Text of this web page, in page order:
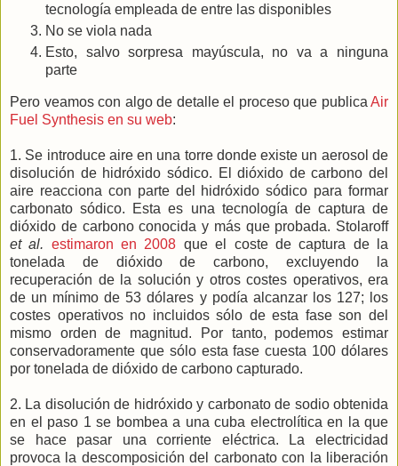
tecnología empleada de entre las disponibles
No se viola nada
Esto, salvo sorpresa mayúscula, no va a ninguna
parte
Pero veamos con algo de detalle el proceso que publica Air
Fuel Synthesis en su web:
1. Se introduce aire en una torre donde existe un aerosol de
disolución de hidróxido sódico. El dióxido de carbono del
aire reacciona con parte del hidróxido sódico para formar
carbonato sódico. Esta es una tecnología de captura de
dióxido de carbono conocida y más que probada. Stolaroff
et al. estimaron en 2008 que el coste de captura de la
tonelada de dióxido de carbono, excluyendo la
recuperación de la solución y otros costes operativos, era
de un mínimo de 53 dólares y podía alcanzar los 127; los
costes operativos no incluidos sólo de esta fase son del
mismo orden de magnitud. Por tanto, podemos estimar
conservadoramente que sólo esta fase cuesta 100 dólares
por tonelada de dióxido de carbono capturado.
2. La disolución de hidróxido y carbonato de sodio obtenida
en el paso 1 se bombea a una cuba electrolítica en la que
se hace pasar una corriente eléctrica. La electricidad
provoca la descomposición del carbonato con la liberación